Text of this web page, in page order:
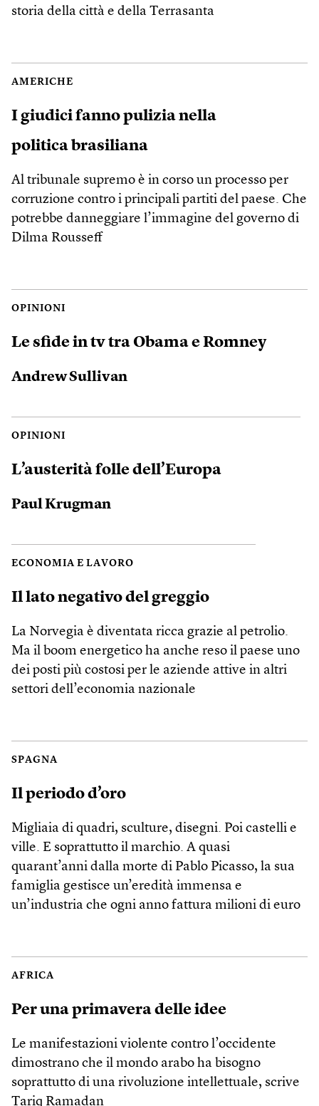
storia della città e della Terrasanta
AMERICHE
I giudici fanno pulizia nella
politica brasiliana
Al tribunale supremo è in corso un processo per
corruzione contro i principali partiti del paese. Che
potrebbe danneggiare l’immagine del governo di
Dilma Rousseff
OPINIONI
Le sfide in tv tra Obama e Romney
Andrew Sullivan
OPINIONI
L’austerità folle dell’Europa
Paul Krugman
ECONOMIA E LAVORO
Il lato negativo del greggio
La Norvegia è diventata ricca grazie al petrolio.
Ma il boom energetico ha anche reso il paese uno
dei posti più costosi per le aziende attive in altri
settori dell’economia nazionale
SPAGNA
Il periodo d’oro
Migliaia di quadri, sculture, disegni. Poi castelli e
ville. E soprattutto il marchio. A quasi
quarant’anni dalla morte di Pablo Picasso, la sua
famiglia gestisce un’eredità immensa e
un’industria che ogni anno fattura milioni di euro
AFRICA
Per una primavera delle idee
Le manifestazioni violente contro l’occidente
dimostrano che il mondo arabo ha bisogno
soprattutto di una rivoluzione intellettuale, scrive
Tariq Ramadan